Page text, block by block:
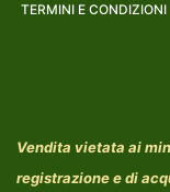
TERMINI E CONDIZIONI
Vendita vietata ai
registrazione e di